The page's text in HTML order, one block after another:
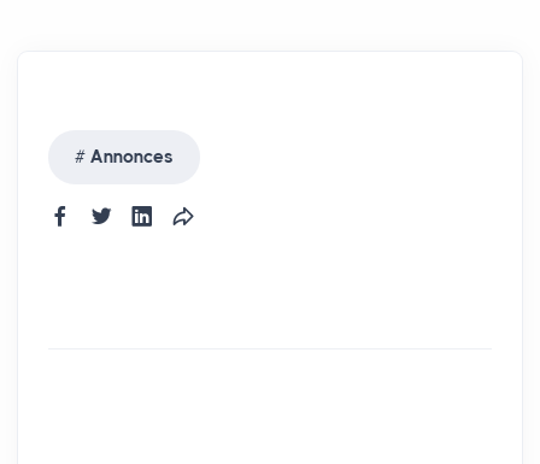
Annonces